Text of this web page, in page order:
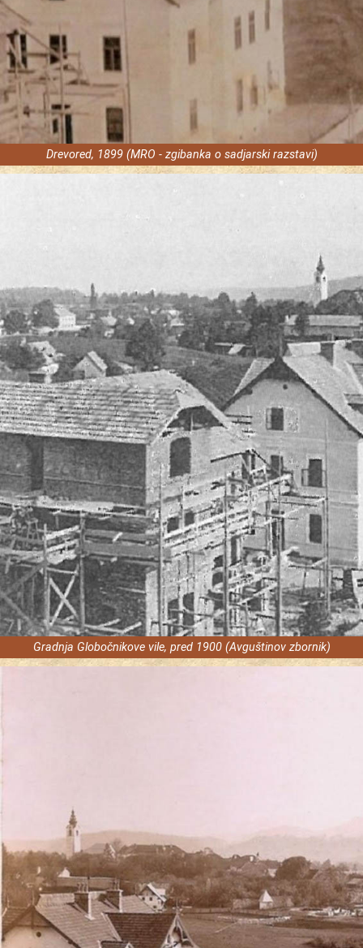
Drevored, 1899 (MRO - zgibanka o sadjarski razstavi)
Gradnja Globočnikove vile, pred 1900 (Avguštinov zbornik)